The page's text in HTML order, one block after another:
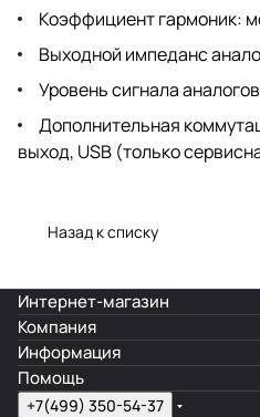
Коэффициент гармоник:
Выходной импеданс
Уровень сигнала
Дополнительная
выход, USB (только
Назад к списку
Интернет-магазин
Компания
Информация
Помощь
+7(499) 350-54-37